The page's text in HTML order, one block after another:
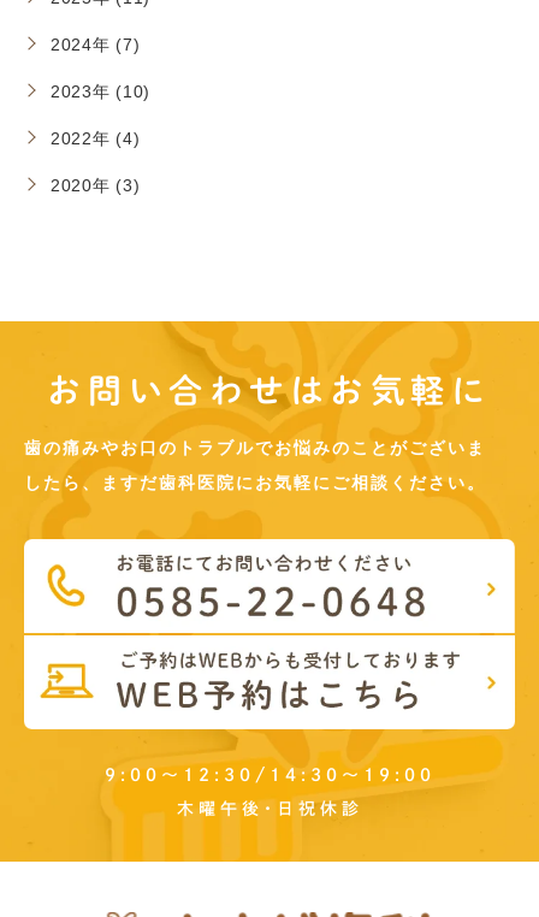
2024年 (7)
2023年 (10)
2022年 (4)
2020年 (3)
お問い合わせはお気軽に
歯の痛みやお口のトラブルでお悩みのことがございま
したら、ますだ歯科医院にお気軽にご相談ください。
9:00～12:30/14:30～19:00
木曜午後･日祝休診